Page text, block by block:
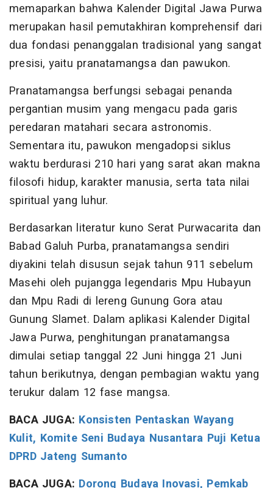
memaparkan bahwa Kalender Digital Jawa Purwa
merupakan hasil pemutakhiran komprehensif dari
dua fondasi penanggalan tradisional yang sangat
presisi, yaitu pranatamangsa dan pawukon.
Pranatamangsa berfungsi sebagai penanda
pergantian musim yang mengacu pada garis
peredaran matahari secara astronomis.
Sementara itu, pawukon mengadopsi siklus
waktu berdurasi 210 hari yang sarat akan makna
filosofi hidup, karakter manusia, serta tata nilai
spiritual yang luhur.
Berdasarkan literatur kuno Serat Purwacarita dan
Babad Galuh Purba, pranatamangsa sendiri
diyakini telah disusun sejak tahun 911 sebelum
Masehi oleh pujangga legendaris Mpu Hubayun
dan Mpu Radi di lereng Gunung Gora atau
Gunung Slamet. Dalam aplikasi Kalender Digital
Jawa Purwa, penghitungan pranatamangsa
dimulai setiap tanggal 22 Juni hingga 21 Juni
tahun berikutnya, dengan pembagian waktu yang
terukur dalam 12 fase mangsa.
BACA JUGA: Konsisten Pentaskan Wayang
Kulit, Komite Seni Budaya Nusantara Puji Ketua
DPRD Jateng Sumanto
BACA JUGA: Dorong Budaya Inovasi, Pemkab